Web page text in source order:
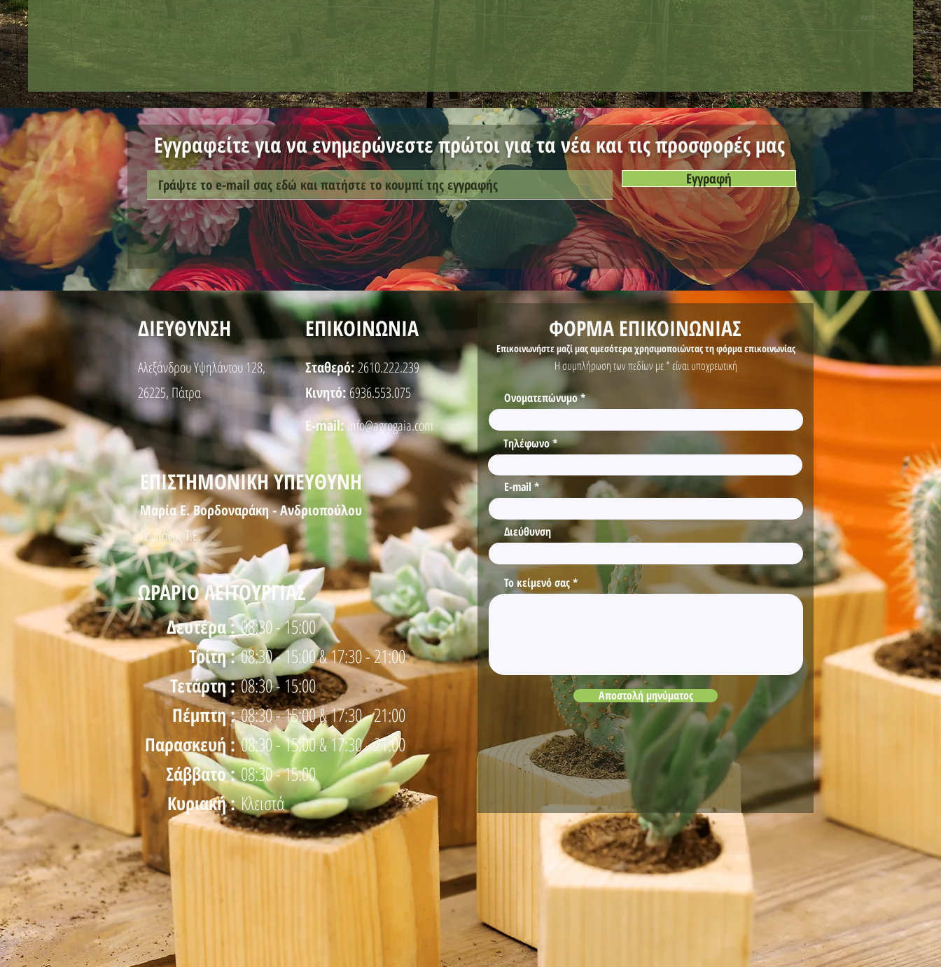
Εγγραφείτε για να ενημερώνεστε πρώτοι για τα νέα και τις προσφορές μας
Εγγραφή
ΔΙΕΥΘΥΝΣΗ
Αλεξάνδρου Υψηλάντου 128,
26225, Πάτρα
ΕΠΙΚΟΙΝΩΝΙΑ
Σταθερό:2610.222.239
Κινητό: 6936.553.075
E-mail: info@agrogaia.com
ΕΠΙΣΤΗΜΟΝΙΚΗ ΥΠΕΥΘΥΝΗ
Μαρία Ε. Βορδοναράκη - Ανδριοπούλου
Γεωπόνος Τ.Ε.
ΩΡΑΡΙΟ ΛΕΙΤΟΥΡΓΙΑΣ
Δευτέρα :
Τρίτη :
Τετάρτη :
Πέμπτη :
Παρασκευή :
Σάββατο :
Κυριακή :
08:30 - 15:00
08:30 - 15:00 & 17:30 - 21:00
08:30 - 15:00
08:30 - 15:00 & 17:30 - 21:00
08:30 - 15:00 & 17:30 - 21:00
08:30 - 15:00
Κλειστά
ΦΟΡΜΑ ΕΠΙΚΟΙΝΩΝΙΑΣ
Επικοινωνήστε μαζί μας αμεσότερα χρησιμοποιώντας τη φόρμα επικοινωνίας
Η συμπλήρωση των πεδίων με * είναι υποχρεωτική
Ονοματεπώνυμο
Τηλέφωνο
E-mail
Διεύθυνση
Το κείμενό σας
Αποστολή μηνύματος